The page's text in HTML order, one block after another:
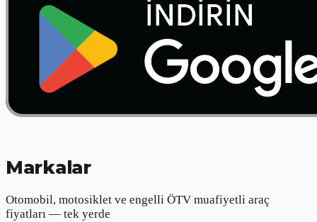
Markalar
Otomobil, motosiklet ve engelli ÖTV muafiyetli araç
fiyatları — tek yerde